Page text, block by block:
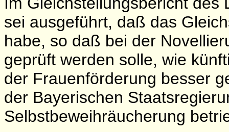
sei ausgeführt, daß das
habe, so daß bei der
geprüft werden solle, wie
der Frauenförderung besser
der Bayerischen
Selbstbeweihräucherung